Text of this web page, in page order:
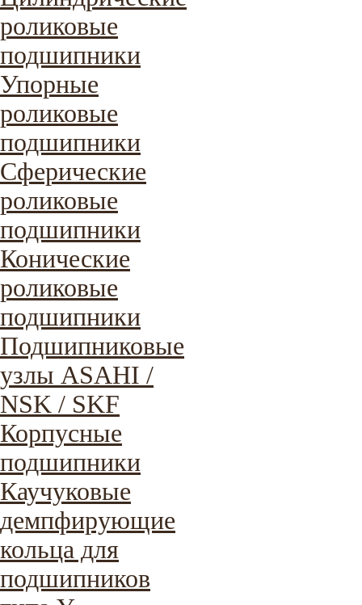
роликовые
подшипники
Упорные
роликовые
подшипники
Сферические
роликовые
подшипники
Конические
роликовые
подшипники
Подшипниковые
узлы ASAHI /
NSK / SKF
Корпусные
подшипники
Каучуковые
демпфирующие
кольца для
подшипников